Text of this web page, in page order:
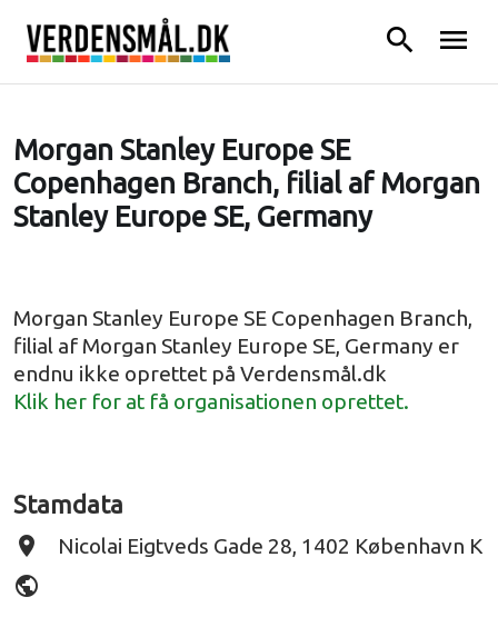
search menu
Morgan Stanley Europe SE
Copenhagen Branch, filial af Morgan
Stanley Europe SE, Germany
Morgan Stanley Europe SE Copenhagen Branch,
filial af Morgan Stanley Europe SE, Germany er
endnu ikke oprettet på Verdensmål.dk
Klik her for at få organisationen oprettet.
Stamdata
place Nicolai Eigtveds Gade 28, 1402 København K
public